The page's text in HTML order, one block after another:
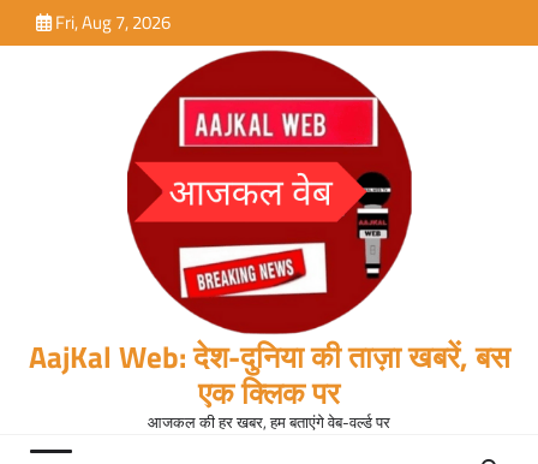
to
Fri, Aug 7, 2026
AajKal Web: देश-दुनिया की ताज़ा खबरें, बस
एक क्लिक पर
आजकल की हर खबर, हम बताएंगे वेब-वर्ल्ड पर